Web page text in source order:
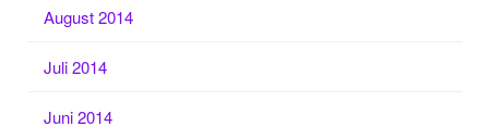
August 2014
Juli 2014
Juni 2014